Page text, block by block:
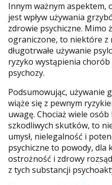
Innym ważnym aspektem,
jest wpływ używania
zdrowie psychiczne. Mimo
ograniczone, to niektóre z
długotrwałe używanie
ryzyko wystąpienia
psychozy.
Podsumowując, używanie
wiąże się z pewnym
uwagę. Chociaż wiele
szkodliwych skutków, to
umysł, nielegalność i
psychiczne to powody, dla
ostrożność i zdrowy
z tych substancji